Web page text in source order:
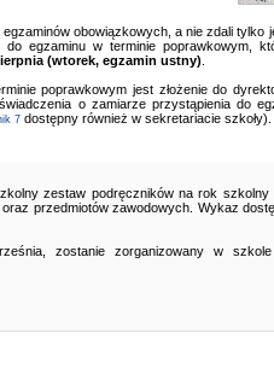
obowiązkowych, a nie zdali tylko
do egzaminu w terminie poprawkowym,
(wtorek, egzamin ustny)
poprawkowym jest złożenie do
o zamiarze przystąpienia do
7 dostępny również w sekretariacie szkoły).
zestaw podręczników na rok szkolny
przedmiotów zawodowych. Wykaz
zostanie zorganizowany w